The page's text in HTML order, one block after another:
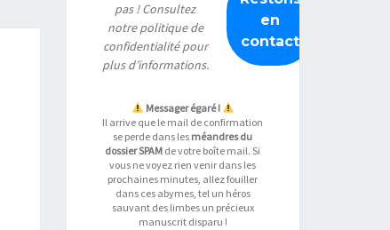
pas ! Consultez
notrepolitique de
confidentialitépour
plus d’informations.
Messager égaré !
Il arrive que le mail de confirmation
se perde dans les méandres du
dossier SPAM de votre boîte mail. Si
vous ne voyez rien venir dans les
prochaines minutes, allez fouiller
dans ces abymes, tel un héros
sauvant des limbes un précieux
manuscrit disparu !